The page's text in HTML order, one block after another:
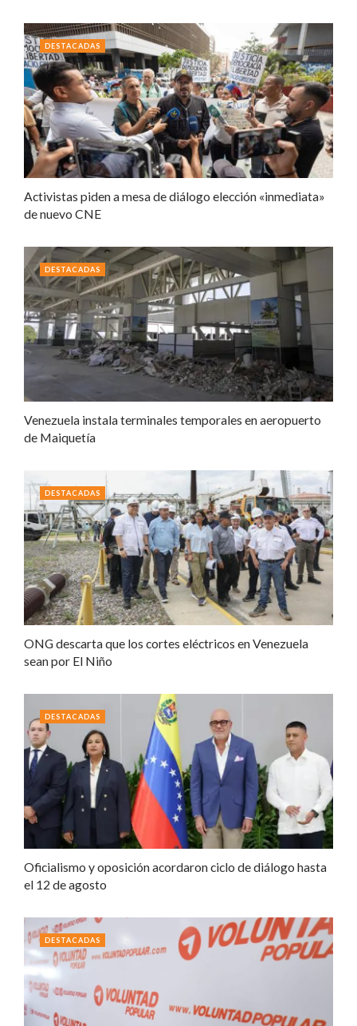
Activistas piden a mesa de diálogo elección «inmediata»
de nuevo CNE
DESTACADAS
Venezuela instala terminales temporales en aeropuerto
de Maiquetía
DESTACADAS
ONG descarta que los cortes eléctricos en Venezuela
sean por El Niño
DESTACADAS
Oficialismo y oposición acordaron ciclo de diálogo hasta
el 12 de agosto
DESTACADAS
DESTACADAS